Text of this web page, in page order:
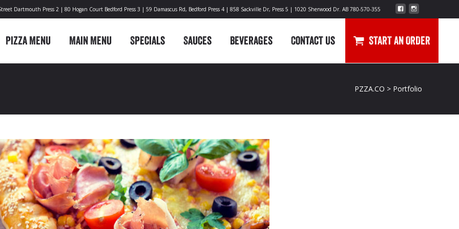
Dartmouth Press 2 | 80 Hogan Court Bedford Press 3 | 59 Damascus Rd, Bedford Press 4 | 858 Sackville Dr, Press 5 | 1020 Sherwood Dr. AB 780-570-355
Pizza Menu Main Menu Specials Sauces Beverages Contact Us START AN ORDER
PZZA.CO > Portfolio